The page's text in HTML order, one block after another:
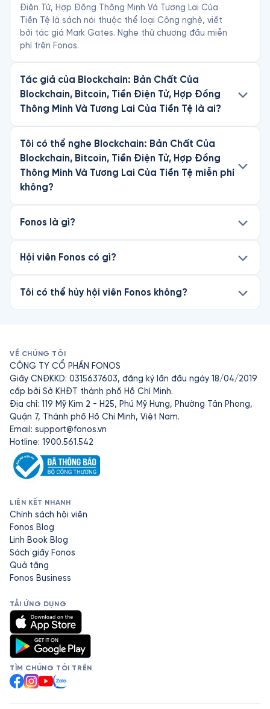
Điện Tử, Hợp Đồng Thông Minh Và Tương Lai Của
Tiền Tệ là sách nói thuộc thể loại Công nghệ, viết
bởi tác giả Mark Gates. Nghe thử chương đầu miễn
phí trên Fonos.
Tác giả của Blockchain: Bản Chất Của
Blockchain, Bitcoin, Tiền Điện Tử, Hợp Đồng
Thông Minh Và Tương Lai Của Tiền Tệ là ai?
Tôi có thể nghe Blockchain: Bản Chất Của
Blockchain, Bitcoin, Tiền Điện Tử, Hợp Đồng
Thông Minh Và Tương Lai Của Tiền Tệ miễn phí
không?
Fonos là gì?
Hội viên Fonos có gì?
Tôi có thể hủy hội viên Fonos không?
VỀ CHÚNG TÔI
CÔNG TY CỔ PHẦN FONOS
Giấy CNĐKKD: 0315637603, đăng ký lần đầu ngày 18/04/2019
cấp bởi Sở KHĐT thành phố Hồ Chí Minh.
Địa chỉ: 119 Mỹ Kim 2 - H25, Phú Mỹ Hưng, Phường Tân Phong,
Quận 7, Thành phố Hồ Chí Minh, Việt Nam.
Email: support@fonos.vn
Hotline: 1900.561.542
LIÊN KẾT NHANH
Chính sách hội viên
Fonos Blog
Linh Book Blog
Sách giấy Fonos
Quà tặng
Fonos Business
TẢI ỨNG DỤNG
TÌM CHÚNG TÔI TRÊN
Facebook
Instagram
YouTube
Zalo